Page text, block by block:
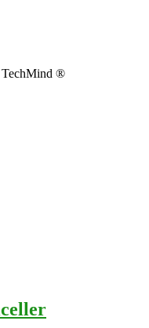
TechMind ®